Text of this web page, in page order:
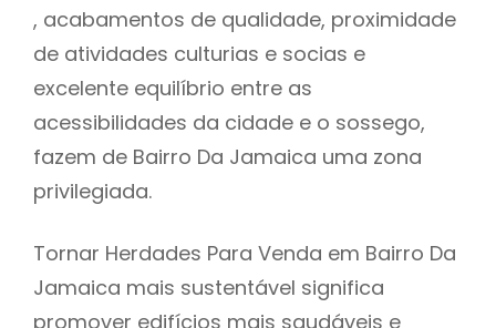
, acabamentos de qualidade, proximidade
de atividades culturias e socias e
excelente equilíbrio entre as
acessibilidades da cidade e o sossego,
fazem de Bairro Da Jamaica uma zona
privilegiada.
Tornar Herdades Para Venda em Bairro Da
Jamaica mais sustentável significa
promover edifícios mais saudáveis e